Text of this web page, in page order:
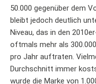
50.000 gegenüber dem
bleibt jedoch deutlich
Niveau, das in den
oftmals mehr als
pro Jahr auftraten.
Durchschnitt immer
wurde die Marke von